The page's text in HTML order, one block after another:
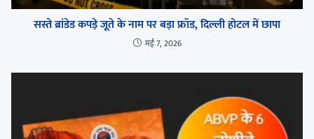
सस्ते ब्रांडेड कपड़े जूते के नाम पर बड़ा फ्रॉड, दिल्ली होटल में छापा
मई 7, 2026